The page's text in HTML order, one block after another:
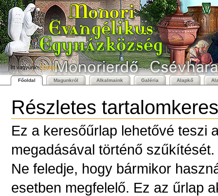
Tovább
a
tartalomhoz
|
Ugrás
a
navigációhoz
Személyes
eszközök
Itt vagyunk: Főoldal
Bekezdések
Főoldal Magunkról Alkalmaink Galéria Alapkő
Részletes
Ez a keresőűrlap lehetővé teszi
megadásával történő szűkítését.
Ne feledje, hogy bármikor
esetben megfelelő. Ez az űrlap